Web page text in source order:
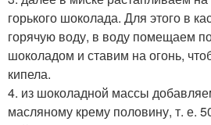
горького шоколада. Для этого в
горячую воду, в воду помещаем
шоколадом и ставим на огонь,
кипела.
4. из шоколадной массы
масляному крему половину, т. е.